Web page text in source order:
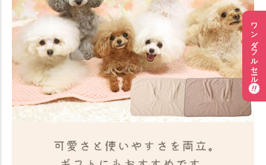
ワンダフルセール